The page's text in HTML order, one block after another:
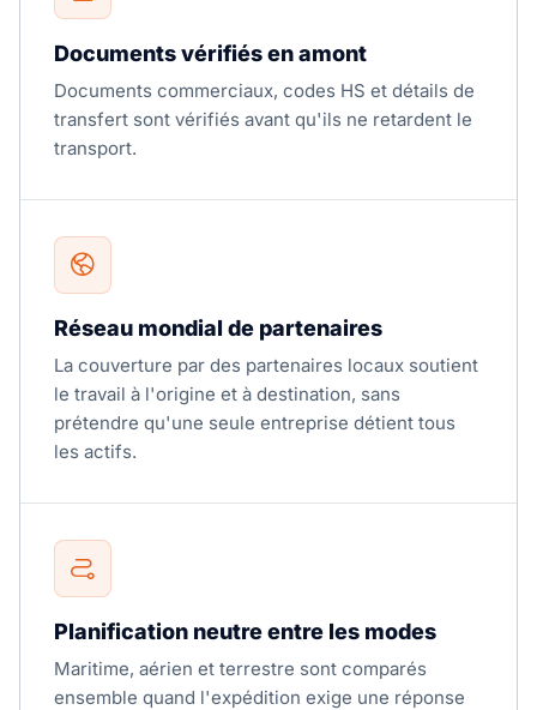
Documents vérifiés en amont
Documents commerciaux, codes HS et détails de
transfert sont vérifiés avant qu'ils ne retardent le
transport.
Réseau mondial de partenaires
La couverture par des partenaires locaux soutient
le travail à l'origine et à destination, sans
prétendre qu'une seule entreprise détient tous
les actifs.
Planification neutre entre les modes
Maritime, aérien et terrestre sont comparés
ensemble quand l'expédition exige une réponse